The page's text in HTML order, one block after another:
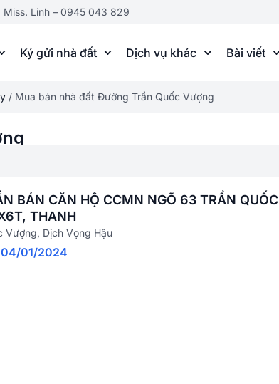
Miss. Linh – 0945 043 829
Ký gửi nhà đất Dịch vụ khác Bài viết
/ Mua bán nhà đất Đường Trần Quốc Vượng
BÁN CĂN HỘ CCMN NGÕ 63 TRẦN QUỐC
THANH
Vượng, Dịch Vọng Hậu
04/01/2024